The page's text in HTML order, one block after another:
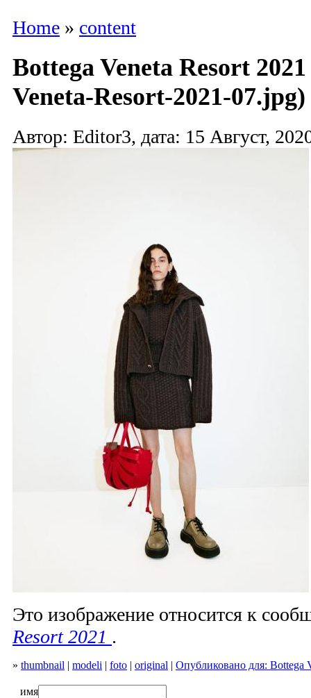
Home » content
Bottega Veneta Resort
Veneta-Resort-2021-07.jpg)
Автор: Editor3, дата: 15 Август,
Это изображение относится к
Resort 2021 .
» thumbnail | modeli | foto | original | Опубликовано для: Bottega
имя